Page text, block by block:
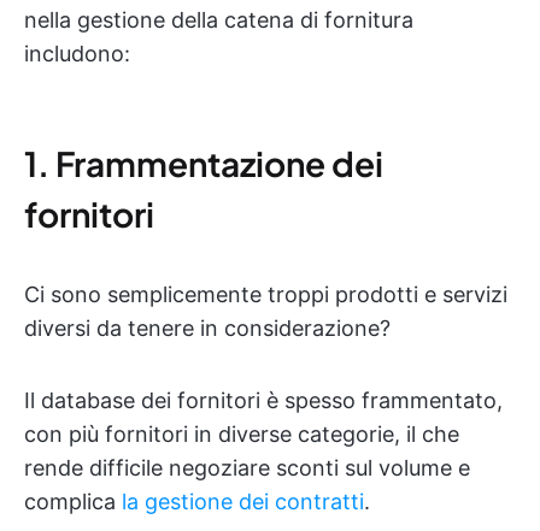
nella gestione della catena di fornitura
includono:
1. Frammentazione dei
fornitori
Ci sono semplicemente troppi prodotti e servizi
diversi da tenere in considerazione?
Il database dei fornitori è spesso frammentato,
con più fornitori in diverse categorie, il che
rende difficile negoziare sconti sul volume e
complica la gestione dei contratti.